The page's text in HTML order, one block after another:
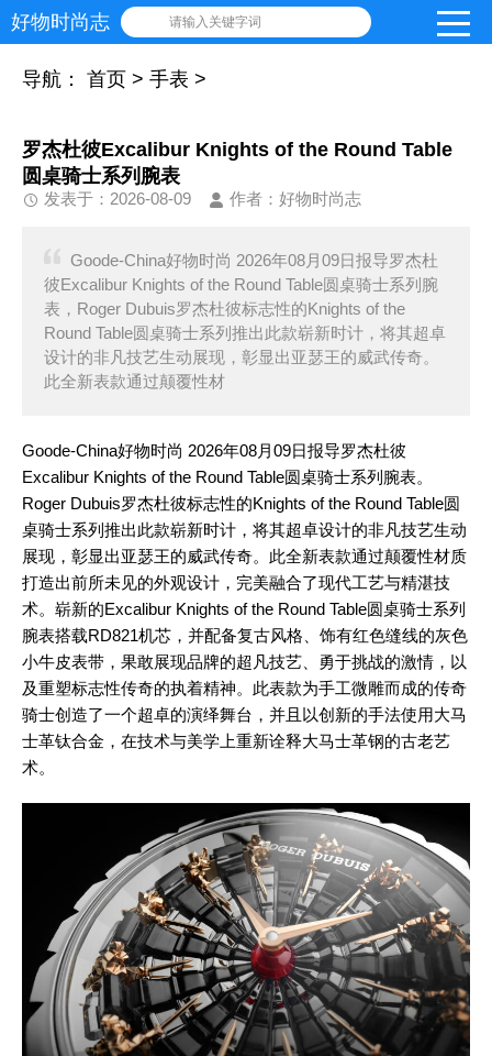
好物时尚志 请输入关键字词
导航： 首页 > 手表 >
罗杰杜彼Excalibur Knights of the Round Table
圆桌骑士系列腕表
发表于：2026-08-09 作者：好物时尚志
Goode-China好物时尚 2026年08月09日报导罗杰杜
彼Excalibur Knights of the Round Table圆桌骑士系列腕
表，Roger Dubuis罗杰杜彼标志性的Knights of the
Round Table圆桌骑士系列推出此款崭新时计，将其超卓
设计的非凡技艺生动展现，彰显出亚瑟王的威武传奇。
此全新表款通过颠覆性材
Goode-China好物时尚 2026年08月09日报导罗杰杜彼
Excalibur Knights of the Round Table圆桌骑士系列腕表。
Roger Dubuis罗杰杜彼标志性的Knights of the Round Table圆
桌骑士系列推出此款崭新时计，将其超卓设计的非凡技艺生动
展现，彰显出亚瑟王的威武传奇。此全新表款通过颠覆性材质
打造出前所未见的外观设计，完美融合了现代工艺与精湛技
术。崭新的Excalibur Knights of the Round Table圆桌骑士系列
腕表搭载RD821机芯，并配备复古风格、饰有红色缝线的灰色
小牛皮表带，果敢展现品牌的超凡技艺、勇于挑战的激情，以
及重塑标志性传奇的执着精神。此表款为手工微雕而成的传奇
骑士创造了一个超卓的演绎舞台，并且以创新的手法使用大马
士革钛合金，在技术与美学上重新诠释大马士革钢的古老艺
术。